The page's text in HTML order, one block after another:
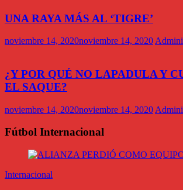
UNA RAYA MÁS AL ‘TIGRE’
noviembre 14, 2020noviembre 14, 2020
¿Y POR QUÉ NO LAPADULA Y
EL SAQUE?
noviembre 14, 2020noviembre 14, 2020
Fútbol Internacional
Internacional